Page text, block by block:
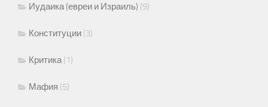
Иудаика (евреи и Израиль) (9)
Конституции (3)
Критика(1)
Мафия (5)